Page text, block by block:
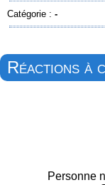
Catégorie : -
Réactions à
Personne